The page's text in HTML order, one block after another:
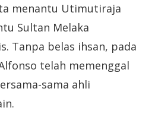
menantu Utimutiraja
Sultan Melaka
Tanpa belas ihsan, pada
telah memenggal
sama ahli